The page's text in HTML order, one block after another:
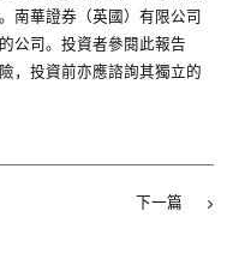
南華證券（英國）有限公司
公司。投資者參閱此報告
，投資前亦應諮詢其獨立的
下一篇